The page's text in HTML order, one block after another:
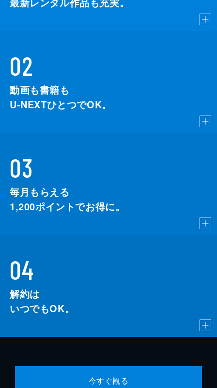
02
動画も書籍も
U-NEXTひとつでOK。
03
毎月もらえる
1,200ポイントでお得に。
04
解約は
いつでもOK。
今すぐ観る